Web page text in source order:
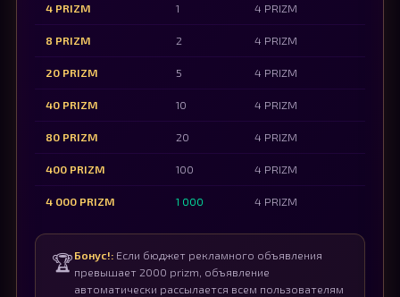
4 PRIZM 1 4 PRIZM
8 PRIZM 2 4 PRIZM
20 PRIZM 5 4 PRIZM
40 PRIZM 10 4 PRIZM
80 PRIZM 20 4 PRIZM
400 PRIZM 100 4 PRIZM
4 000 PRIZM 1 000 4 PRIZM
🏆 Бонус!:Если бюджет рекламного объявления
превышает 2000 prizm, объявление
автоматически рассылается всем пользователям